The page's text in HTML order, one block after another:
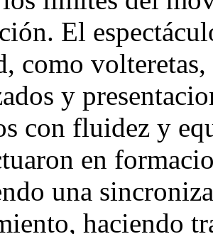
El
como
y
con fluidez y
en
una
haciendo